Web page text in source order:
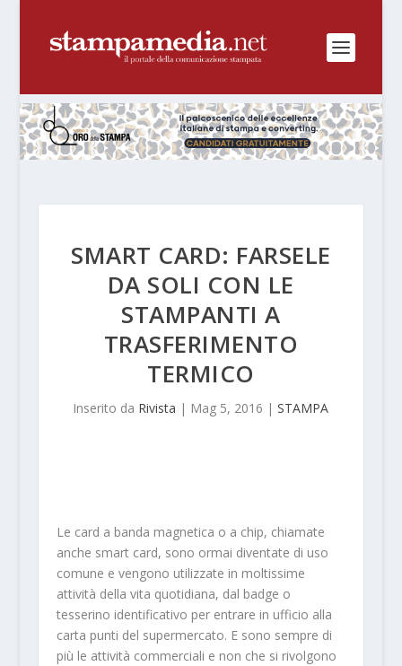
SMART CARD: FARSELE
DA SOLI CON LE
STAMPANTI A
TRASFERIMENTO
TERMICO
Inserito da Rivista | Mag 5, 2016 |STAMPA
Le card a banda magnetica o a chip, chiamate
anche smart card, sono ormai diventate di uso
comune e vengono utilizzate in moltissime
attività della vita quotidiana, dal badge o
tesserino identificativo per entrare in ufficio alla
carta punti del supermercato. E sono sempre di
più le attività commerciali e non che si rivolgono